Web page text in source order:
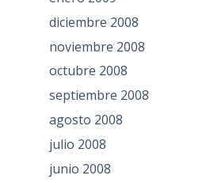
diciembre 2008
noviembre 2008
octubre 2008
septiembre 2008
agosto 2008
julio 2008
junio 2008